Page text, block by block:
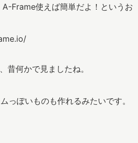
Frame使えば簡単だよ！というお
昔何かで見ましたね。
っぽいものも作れるみたいです。